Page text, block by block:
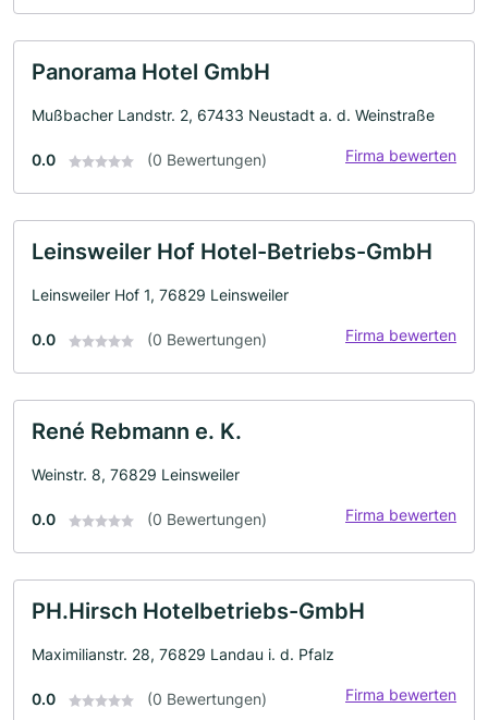
Panorama Hotel GmbH
Mußbacher Landstr. 2, 67433 Neustadt a. d. Weinstraße
0.0 (0 Bewertungen) Firma bewerten
Leinsweiler Hof Hotel-Betriebs-GmbH
Leinsweiler Hof 1, 76829 Leinsweiler
0.0 (0 Bewertungen) Firma bewerten
René Rebmann e. K.
Weinstr. 8, 76829 Leinsweiler
0.0 (0 Bewertungen) Firma bewerten
PH.Hirsch Hotelbetriebs-GmbH
Maximilianstr. 28, 76829 Landau i. d. Pfalz
0.0 (0 Bewertungen) Firma bewerten